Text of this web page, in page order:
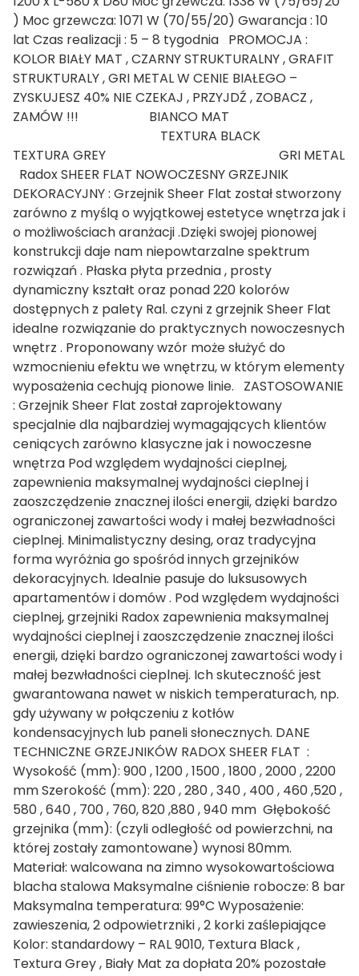
) Moc grzewcza: 1071 W (70/55/20) Gwarancja : 10
lat Czas realizacji : 5 – 8 tygodnia PROMOCJA :
KOLOR BIAŁY MAT , CZARNY STRUKTURALNY , GRAFIT
STRUKTURALY , GRI METAL W CENIE BIAŁEGO –
ZYSKUJESZ 40% NIE CZEKAJ , PRZYJDŹ , ZOBACZ ,
ZAMÓW !!! BIANCO MAT
TEXTURA BLACK
TEXTURA GREY GRI METAL
Radox SHEER FLAT NOWOCZESNY GRZEJNIK
DEKORACYJNY : Grzejnik Sheer Flat został stworzony
zarówno z myślą o wyjątkowej estetyce wnętrza jak i
o możliwościach aranżacji .Dzięki swojej pionowej
konstrukcji daje nam niepowtarzalne spektrum
rozwiązań . Płaska płyta przednia , prosty
dynamiczny kształt oraz ponad 220 kolorów
dostępnych z palety Ral. czyni z grzejnik Sheer Flat
idealne rozwiązanie do praktycznych nowoczesnych
wnętrz . Proponowany wzór może służyć do
wzmocnieniu efektu we wnętrzu, w którym elementy
wyposażenia cechują pionowe linie. ZASTOSOWANIE
: Grzejnik Sheer Flat został zaprojektowany
specjalnie dla najbardziej wymagających klientów
ceniących zarówno klasyczne jak i nowoczesne
wnętrza Pod względem wydajności cieplnej,
zapewnienia maksymalnej wydajności cieplnej i
zaoszczędzenie znacznej ilości energii, dzięki bardzo
ograniczonej zawartości wody i małej bezwładności
cieplnej. Minimalistyczny desing, oraz tradycyjna
forma wyróżnia go spośród innych grzejników
dekoracyjnych. Idealnie pasuje do luksusowych
apartamentów i domów . Pod względem wydajności
cieplnej, grzejniki Radox zapewnienia maksymalnej
wydajności cieplnej i zaoszczędzenie znacznej ilości
energii, dzięki bardzo ograniczonej zawartości wody i
małej bezwładności cieplnej. Ich skuteczność jest
gwarantowana nawet w niskich temperaturach, np.
gdy używany w połączeniu z kotłów
kondensacyjnych lub paneli słonecznych. DANE
TECHNICZNE GRZEJNIKÓW RADOX SHEER FLAT :
Wysokość (mm): 900 , 1200 , 1500 , 1800 , 2000 , 2200
mm Szerokość (mm): 220 , 280 , 340 , 400 , 460 ,520 ,
580 , 640 , 700 , 760, 820 ,880 , 940 mm Głębokość
grzejnika (mm): (czyli odległość od powierzchni, na
której zostały zamontowane) wynosi 80mm.
Materiał: walcowana na zimno wysokowartościowa
blacha stalowa Maksymalne ciśnienie robocze: 8 bar
Maksymalna temperatura: 99°C Wyposażenie:
zawieszenia, 2 odpowietrzniki , 2 korki zaślepiające
Kolor: standardowy – RAL 9010, Textura Black ,
Textura Grey , Biały Mat za dopłata 20% pozostałe